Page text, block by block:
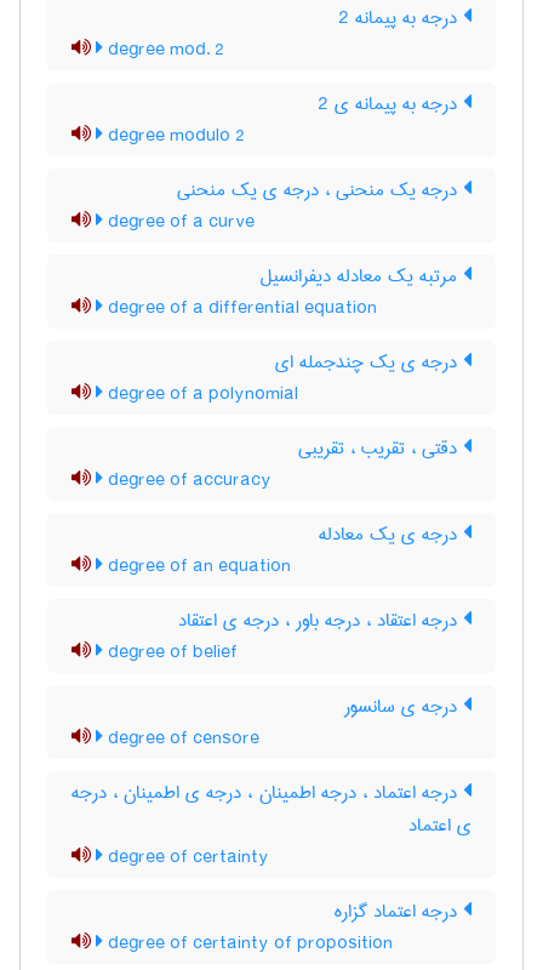
درجه به پیمانه 2
degree mod. 2
درجه به پیمانه ی 2
degree modulo 2
درجه یک منحنی ، درجه ی یک منحنی
degree of a curve
مرتبه یک معادله دیفرانسیل
degree of a differential equation
درجه ی یک چندجمله ای
degree of a polynomial
دقتی ، تقریب ، ‌تقریبی
degree of accuracy
درجه ی یک معادله
degree of an equation
درجه اعتقاد ، درجه باور ، درجه ی اعتقاد
degree of belief
درجه ی سانسور
degree of censore
درجه اعتماد ، درجه اطمینان ، درجه ی اطمینان ، درجه
ی اعتماد
degree of certainty
درجه اعتماد گزاره
degree of certainty of proposition